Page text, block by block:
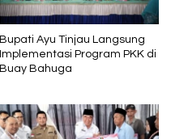
Bupati Ayu Tinjau Langsung
Implementasi Program PKK di
Buay Bahuga